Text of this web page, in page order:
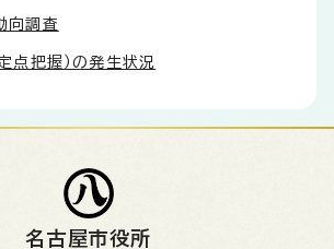
向調査
点把握）の発生状況
名古屋市役所